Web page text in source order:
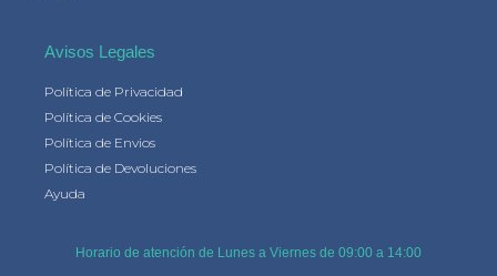
Avisos Legales
Política de Privacidad
Política de Cookies
Política de Envios
Política de Devoluciones
Ayuda
Horario de atención de Lunes a Viernes de 09:00 a 14:00